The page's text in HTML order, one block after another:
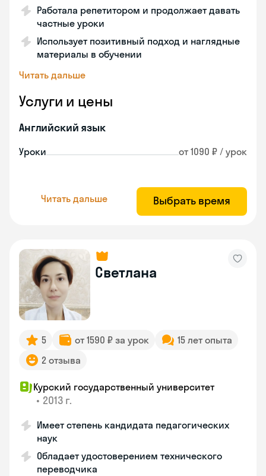
Работала репетитором и продолжает давать
частные уроки
Использует позитивный подход и наглядные
материалы в обучении
Читать дальше
Услуги и цены
Английский язык
Уроки от 1090 ₽ / урок
Читать дальше Выбрать время
Светлана
5 от 1590 ₽ за урок
15 лет опыта
2 отзыва
Курский государственный университет
• 2013 г.
Имеет степень кандидата педагогических
наук
Обладает удостоверением технического
переводчика